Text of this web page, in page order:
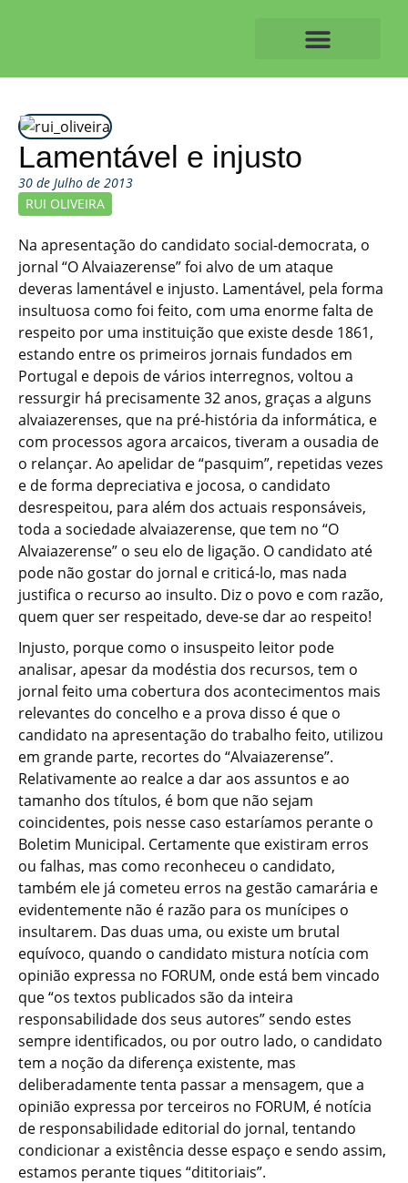
Lamentável e injusto
30 de Julho de 2013
RUI OLIVEIRA
Na apresentação do candidato social-democrata, o
jornal “O Alvaiazerense” foi alvo de um ataque
deveras lamentável e injusto. Lamentável, pela forma
insultuosa como foi feito, com uma enorme falta de
respeito por uma instituição que existe desde 1861,
estando entre os primeiros jornais fundados em
Portugal e depois de vários interregnos, voltou a
ressurgir há precisamente 32 anos, graças a alguns
alvaiazerenses, que na pré-história da informática, e
com processos agora arcaicos, tiveram a ousadia de
o relançar. Ao apelidar de “pasquim”, repetidas vezes
e de forma depreciativa e jocosa, o candidato
desrespeitou, para além dos actuais responsáveis,
toda a sociedade alvaiazerense, que tem no “O
Alvaiazerense” o seu elo de ligação. O candidato até
pode não gostar do jornal e criticá-lo, mas nada
justifica o recurso ao insulto. Diz o povo e com razão,
quem quer ser respeitado, deve-se dar ao respeito!
Injusto, porque como o insuspeito leitor pode
analisar, apesar da modéstia dos recursos, tem o
jornal feito uma cobertura dos acontecimentos mais
relevantes do concelho e a prova disso é que o
candidato na apresentação do trabalho feito, utilizou
em grande parte, recortes do “Alvaiazerense”.
Relativamente ao realce a dar aos assuntos e ao
tamanho dos títulos, é bom que não sejam
coincidentes, pois nesse caso estaríamos perante o
Boletim Municipal. Certamente que existiram erros
ou falhas, mas como reconheceu o candidato,
também ele já cometeu erros na gestão camarária e
evidentemente não é razão para os munícipes o
insultarem. Das duas uma, ou existe um brutal
equívoco, quando o candidato mistura notícia com
opinião expressa no FORUM, onde está bem vincado
que “os textos publicados são da inteira
responsabilidade dos seus autores” sendo estes
sempre identificados, ou por outro lado, o candidato
tem a noção da diferença existente, mas
deliberadamente tenta passar a mensagem, que a
opinião expressa por terceiros no FORUM, é notícia
de responsabilidade editorial do jornal, tentando
condicionar a existência desse espaço e sendo assim,
estamos perante tiques “dititoriais”.